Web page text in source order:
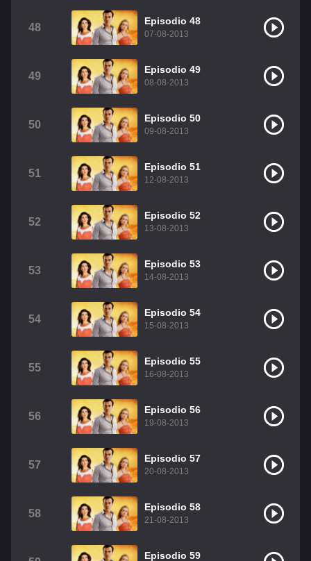
48
Episodio 48
07-08-2013
49
Episodio 49
08-08-2013
50
Episodio 50
09-08-2013
51
Episodio 51
12-08-2013
52
Episodio 52
13-08-2013
53
Episodio 53
14-08-2013
54
Episodio 54
15-08-2013
55
Episodio 55
16-08-2013
56
Episodio 56
19-08-2013
57
Episodio 57
20-08-2013
58
Episodio 58
21-08-2013
Episodio 59